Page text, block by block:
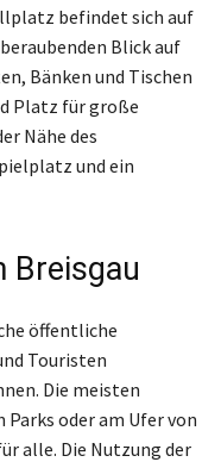
befindet sich auf
Blick auf
Bänken und Tischen
Platz für große
Nähe des
und ein
Breisgau
öffentliche
Touristen
Die meisten
oder am Ufer von
alle. Die Nutzung der